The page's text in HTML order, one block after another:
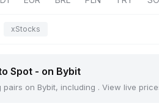
xStocks
Spot - on Bybit
pairs on Bybit, including . View live